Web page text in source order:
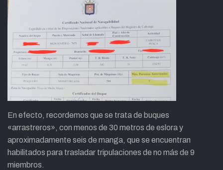
En efecto, recordemos que se trata de buques
«arrastreros», con menos de 30 metros de eslora y
aproximadamente seis de manga, que se encuentran
habilitados para trasladar tripulaciones de no más de 9
miembros.